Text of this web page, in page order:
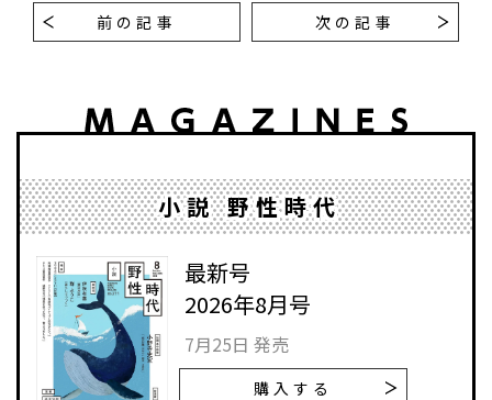
前の記事 次の記事
小説 野性時代
最新号
2026年8月号
7月25日 発売
購入する